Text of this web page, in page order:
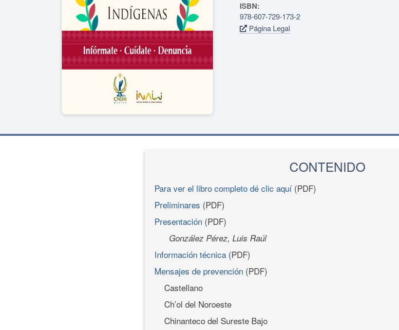
ISBN:
978-607-729-173-2
Página Legal
CONTENIDO
Para ver el libro completo dé clic aquí (PDF)
Preliminares (PDF)
Presentación (PDF)
González Pérez, Luis Raúl
Información técnica (PDF)
Mensajes de prevención (PDF)
Castellano
Ch’ol del Noroeste
Chinanteco del Sureste Bajo